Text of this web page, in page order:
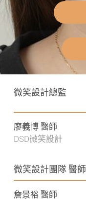
微笑設計總監
廖義博 醫師
DSD微笑設計
微笑設計團隊 醫師
詹景裕 醫師